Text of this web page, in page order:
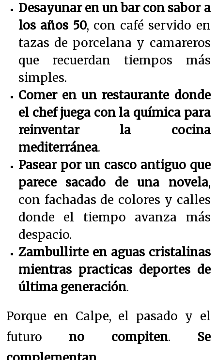
Desayunar en un bar con sabor a
los años 50, con café servido en
tazas de porcelana y camareros
que recuerdan tiempos más
simples.
Comer en un restaurante donde
el chef juega con la química para
reinventar la cocina
mediterránea.
Pasear por un casco antiguo que
parece sacado de una novela,
con fachadas de colores y calles
donde el tiempo avanza más
despacio.
Zambullirte en aguas cristalinas
mientras practicas deportes de
última generación.
Porque en Calpe, el pasado y el
futuro no compiten. Se